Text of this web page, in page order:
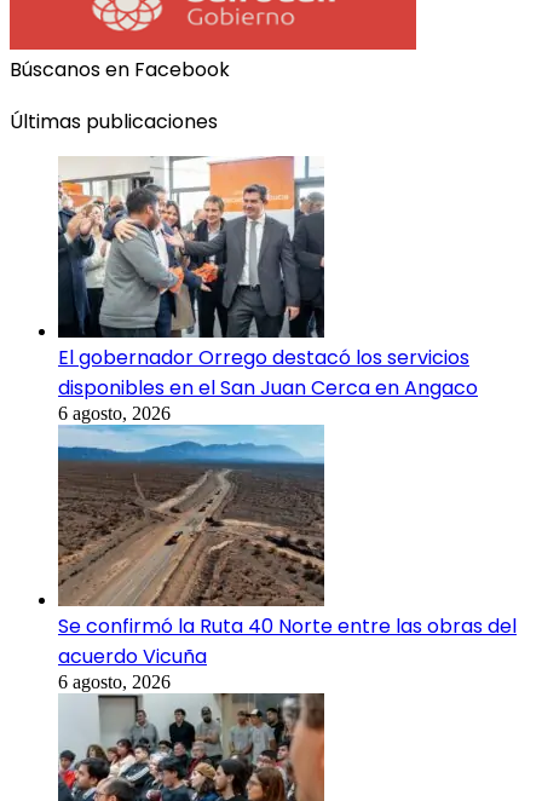
Búscanos en Facebook
Últimas publicaciones
El gobernador Orrego destacó los servicios
disponibles en el San Juan Cerca en Angaco
6 agosto, 2026
Se confirmó la Ruta 40 Norte entre las obras del
acuerdo Vicuña
6 agosto, 2026